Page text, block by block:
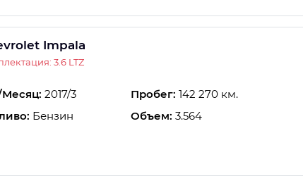
Impala
3.6 LTZ
Месяц: 2017/3 Пробег: 142 270 км.
Бензин Объем: 3.564